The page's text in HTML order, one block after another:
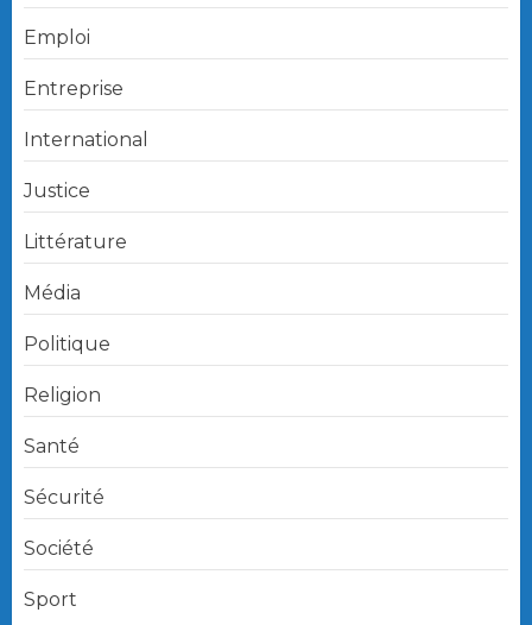
Emploi
Entreprise
International
Justice
Littérature
Média
Politique
Religion
Santé
Sécurité
Société
Sport